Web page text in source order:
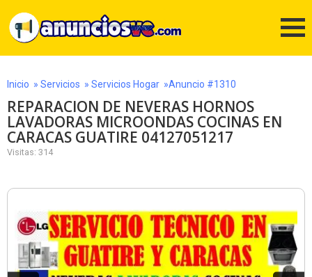
Inicio » Servicios » Servicios Hogar »Anuncio #1310
REPARACION DE NEVERAS HORNOS
LAVADORAS MICROONDAS COCINAS EN
CARACAS GUATIRE 04127051217
Visitas: 314